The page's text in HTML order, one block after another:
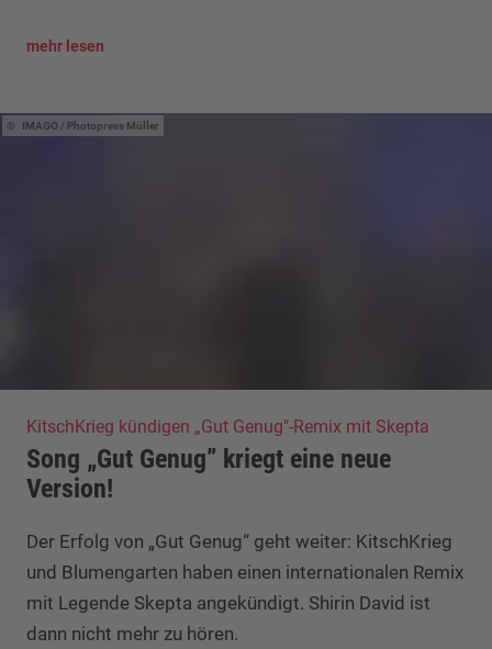
mehr lesen
IMAGO / Photopress Müller
KitschKrieg kündigen „Gut Genug"-Remix mit Skepta
Song „Gut Genug” kriegt eine neue
Version!
Der Erfolg von „Gut Genug“ geht weiter: KitschKrieg
und Blumengarten haben einen internationalen Remix
mit Legende Skepta angekündigt. Shirin David ist
dann nicht mehr zu hören.